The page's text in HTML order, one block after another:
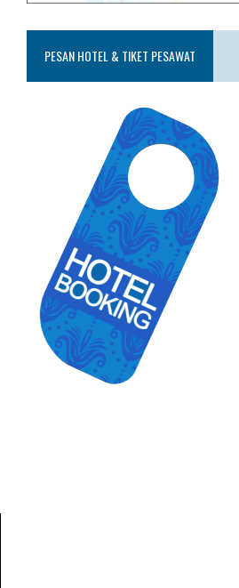
PESAN HOTEL & TIKET PESAWAT